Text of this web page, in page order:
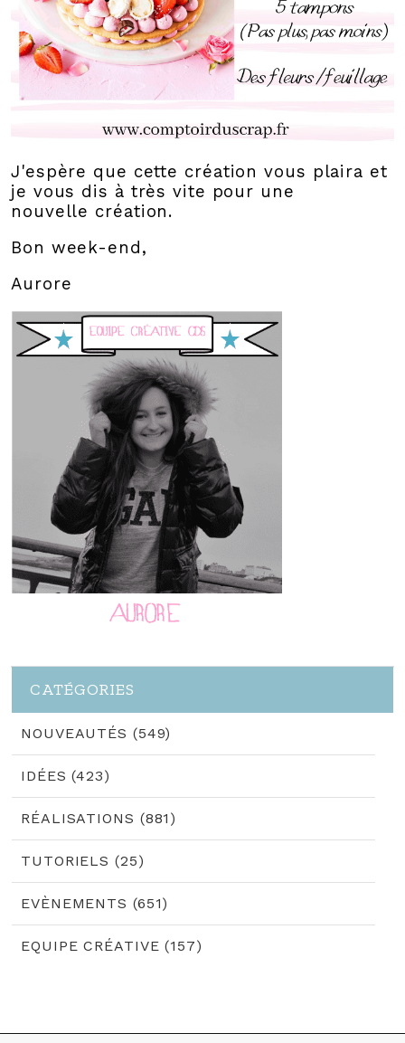
J'espère que cette création vous plaira et
je vous dis à très vite pour une
nouvelle création.
Bon week-end,
Aurore
CATÉGORIES
NOUVEAUTÉS (549)
IDÉES (423)
RÉALISATIONS (881)
TUTORIELS (25)
EVÈNEMENTS (651)
EQUIPE CRÉATIVE (157)